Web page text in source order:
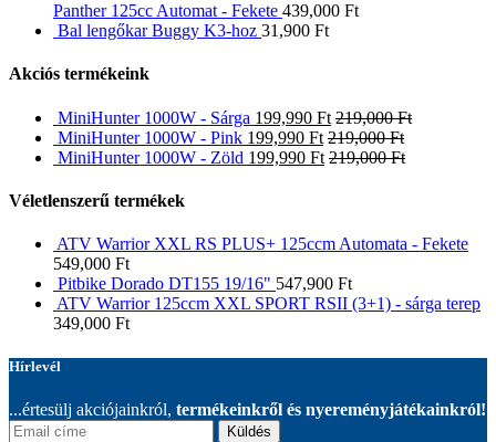
Panther 125cc Automat - Fekete 439,000 Ft
Bal lengőkar Buggy K3-hoz 31,900 Ft
Akciós termékeink
MiniHunter 1000W - Sárga 199,990 Ft 219,000Ft
MiniHunter 1000W - Pink 199,990 Ft 219,000Ft
MiniHunter 1000W - Zöld 199,990 Ft 219,000Ft
Véletlenszerű termékek
ATV Warrior XXL RS PLUS+ 125ccm Automata - Fekete
549,000 Ft
Pitbike Dorado DT155 19/16" 547,900 Ft
ATV Warrior 125ccm XXL SPORT RSII (3+1) - sárga terep
349,000 Ft
Hírlevél
...értesülj akciójainkról, termékeinkről és nyereményjátékainkról!
Küldés